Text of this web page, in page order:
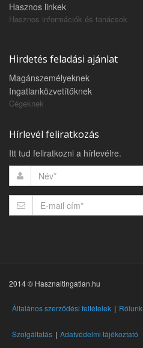
Hasznos linkek
Hasznos információk és tanácsok
Hirdetés feladási ajánlat
Magánszemélyeknek
Ingatlanközvetítőknek
Cégeknek
Hírlevél feliratkozás
Itt tud feliratkozni a hírlevélre.
2014 © Hasznaltingatlan.hu
Általános szerződési feltételek Rólunk
Szolgáltatás Adatvédelmi tájékoztató